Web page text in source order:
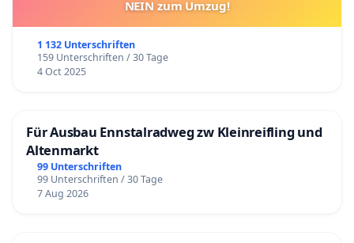
NEIN zum Umzug!
1 132 Unterschriften
159 Unterschriften / 30 Tage
4 Oct 2025
Für Ausbau Ennstalradweg zw Kleinreifling und
Altenmarkt
99 Unterschriften
99 Unterschriften / 30 Tage
7 Aug 2026